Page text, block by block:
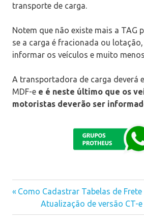
transporte de carga.
Notem que não existe mais a TAG
se a carga é fracionada ou
informar os veículos e muito
A transportadora de carga deverá
MDF-e e é neste último que os
motoristas deverão ser
Navegação
Previous
Como Cadastrar Tabelas de
Next
Post:
Atualização de versão CT-